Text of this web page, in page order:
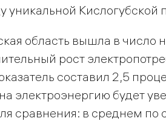
уникальной
область вышла в число
рост
составил 2,5
электроэнергию будет
сравнения: в среднем по